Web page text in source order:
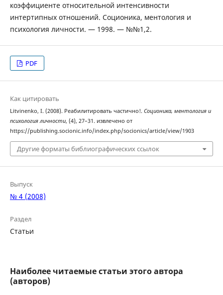
коэффициенте относительной интенсивности
интертипных отношений. Соционика, ментология и
психология личности. — 1998. — №№1,2.
PDF
Как цитировать
Litvinenko, I. (2008). Реабилитировать частично!. Соционика, ментология и
психология личности, (4), 27–31. извлечено от
https://publishing.socionic.info/index.php/socionics/article/view/1903
Другие форматы библиографических ссылок
Выпуск
№ 4 (2008)
Раздел
Статьи
Наиболее читаемые статьи этого автора
(авторов)